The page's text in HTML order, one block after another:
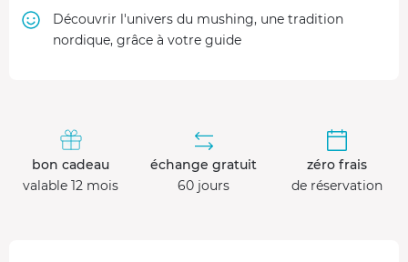
Découvrir l'univers du mushing, une tradition
nordique, grâce à votre guide
bon cadeau
valable 12 mois
échange gratuit
60 jours
zéro frais
de réservation